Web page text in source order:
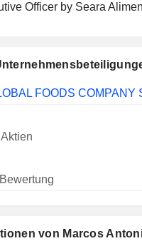
Officer by Seara
Anzahl
FOODS COMPANY
von Marcos